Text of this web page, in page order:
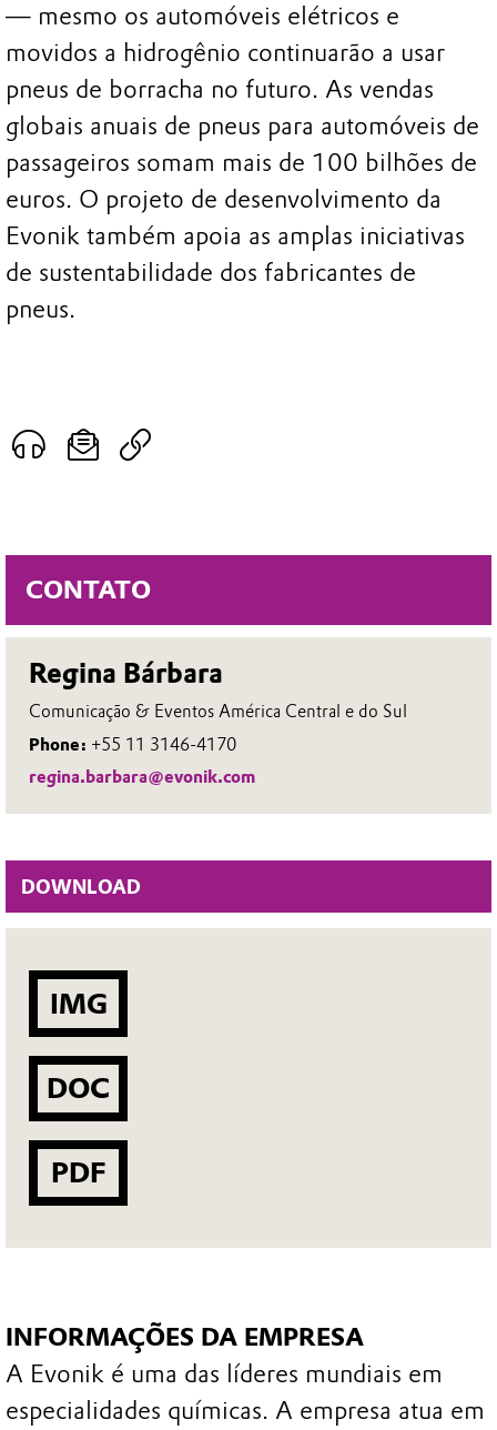
CONTATO
Regina Bárbara
Comunicação & Eventos América Central e do Sul
Phone: +55 11 3146-4170
regina.barbara@evonik.com
DOWNLOAD
IMG
DOC
PDF
— mesmo os automóveis elétricos e
movidos a hidrogênio continuarão a usar
pneus de borracha no futuro. As vendas
globais anuais de pneus para automóveis de
passageiros somam mais de 100 bilhões de
euros. O projeto de desenvolvimento da
Evonik também apoia as amplas iniciativas
de sustentabilidade dos fabricantes de
pneus.
INFORMAÇÕES DA EMPRESA
A Evonik é uma das líderes mundiais em
especialidades químicas. A empresa atua em